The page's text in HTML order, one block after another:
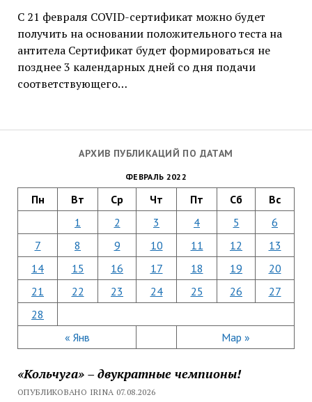
АРХИВ ПУБЛИКАЦИЙ ПО ДАТАМ
ФЕВРАЛЬ 2022
Пн Вт Ср Чт Пт Сб Вс
« Янв Мар »
1 2 3 4 5
6
7
8 9 10 11 12
13
14
15 16 17 18 19
20
21
22 23 24 25 26
27
28
«Кольчуга» – двукратные чемпионы!
ОПУБЛИКОВАНО IRINA 07.08.2026
С 21 февраля COVID-сертификат можно будет
получить на основании положительного теста на
антитела Сертификат будет формироваться не
позднее 3 календарных дней со дня подачи
соответствующего…